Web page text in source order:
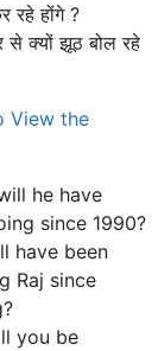
रहे होंगे ?
से क्यों झूठ बोल रहे
View the
he have
since 1990?
have been
Raj since
you be